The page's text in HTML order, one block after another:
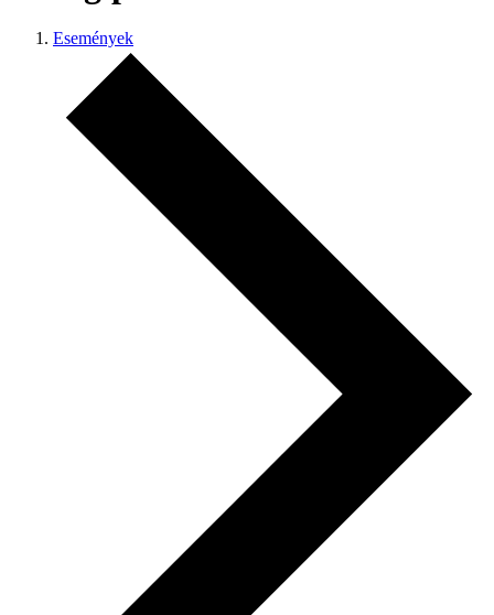
Események